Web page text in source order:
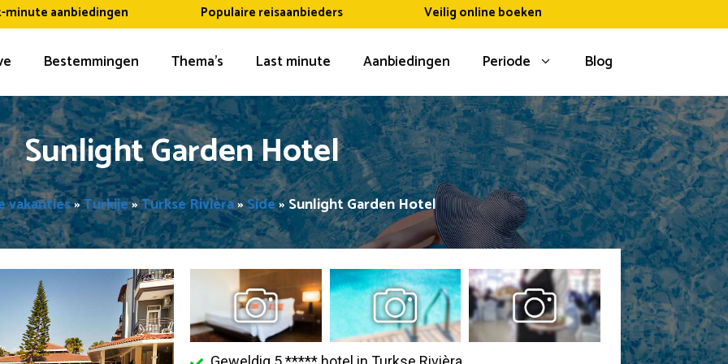
minute aanbiedingen Populaire reisaanbieders Veilig online boeken
Bestemmingen Thema’s Last minute Aanbiedingen Periode Blog
Sunlight Garden Hotel
vakanties»Turkije»Turkse Rivièra»Side»Sunlight Garden Hotel